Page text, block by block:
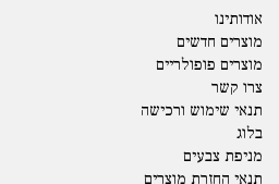
אודותינו
מוצרים חדשים
מוצרים פופולריים
צרו קשר
תנאי שימוש ורכישה
בלוג
מניפת צבעים
תנאי החזרת מוצרים